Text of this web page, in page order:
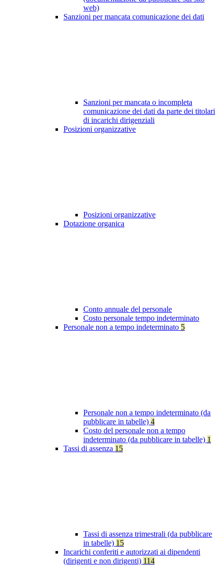
web)
Sanzioni per mancata comunicazione dei dati
Sanzioni per mancata o incompleta
comunicazione dei dati da parte dei titolari
di incarichi dirigenziali
Posizioni organizzative
Posizioni organizzative
Dotazione organica
Conto annuale del personale
Costo personale tempo indeterminato
Personale non a tempo indeterminato 5
Personale non a tempo indeterminato (da
pubblicare in tabelle) 4
Costo del personale non a tempo
indeterminato (da pubblicare in tabelle) 1
Tassi di assenza 15
Tassi di assenza trimestrali (da pubblicare
in tabelle) 15
Incarichi conferiti e autorizzati ai dipendenti
(dirigenti e non dirigenti) 114